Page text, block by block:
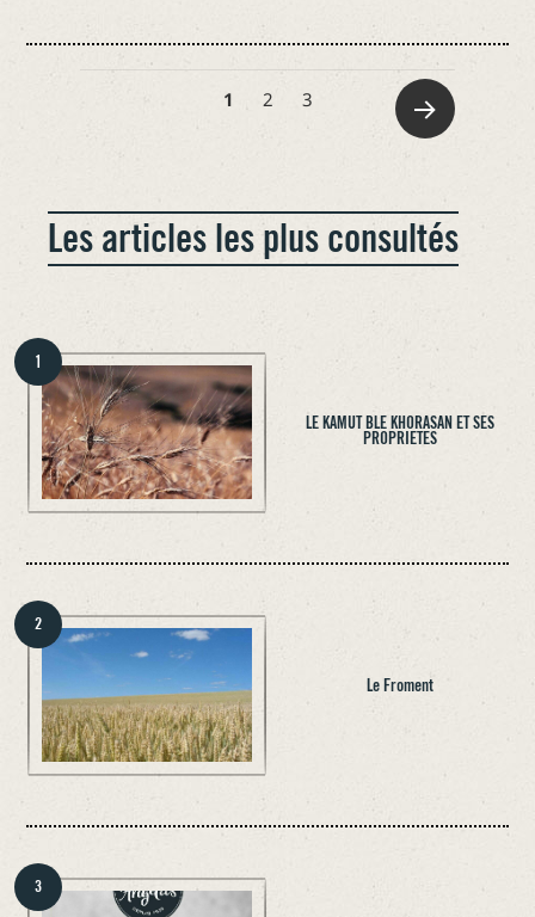
1 2 3
Posts
Les articles les plus consultés
1
LE KAMUT BLE KHORASAN ET SES
PROPRIETES
2
Le Froment
3